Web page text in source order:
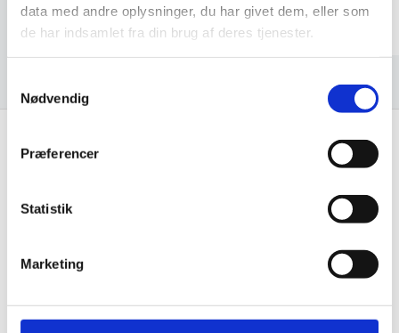
data med andre oplysninger, du har givet dem, eller som
de har indsamlet fra din brug af deres tjenester.
Nødvendig
Præferencer
Statistik
Marketing
Anonym
Hurtig levering fra kun 59 kr.
og god rådgivning siden 1976